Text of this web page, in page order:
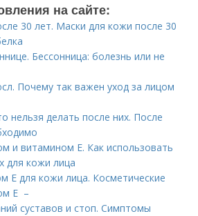
на сайте:
30 лет. Маски для кожи после 30
Бессонница: болезнь или не
Почему так важен уход за лицом
нельзя делать после них. После
и витамином Е. Как использовать
для кожи лица
Е для кожи лица. Косметические
Е –
суставов и стоп. Симптомы